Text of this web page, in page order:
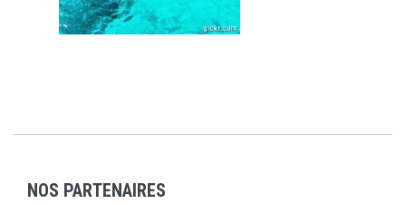
NOS PARTENAIRES